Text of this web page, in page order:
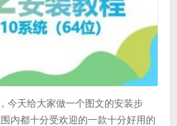
今天给大家做一个图文的安装步
内都十分受欢迎的一款十分好用的